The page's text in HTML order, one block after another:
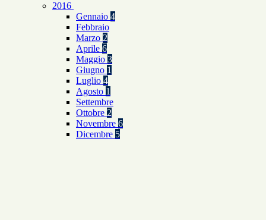
2016
Gennaio 4
Febbraio
Marzo 2
Aprile 6
Maggio 3
Giugno 1
Luglio 4
Agosto 1
Settembre
Ottobre 2
Novembre 6
Dicembre 5